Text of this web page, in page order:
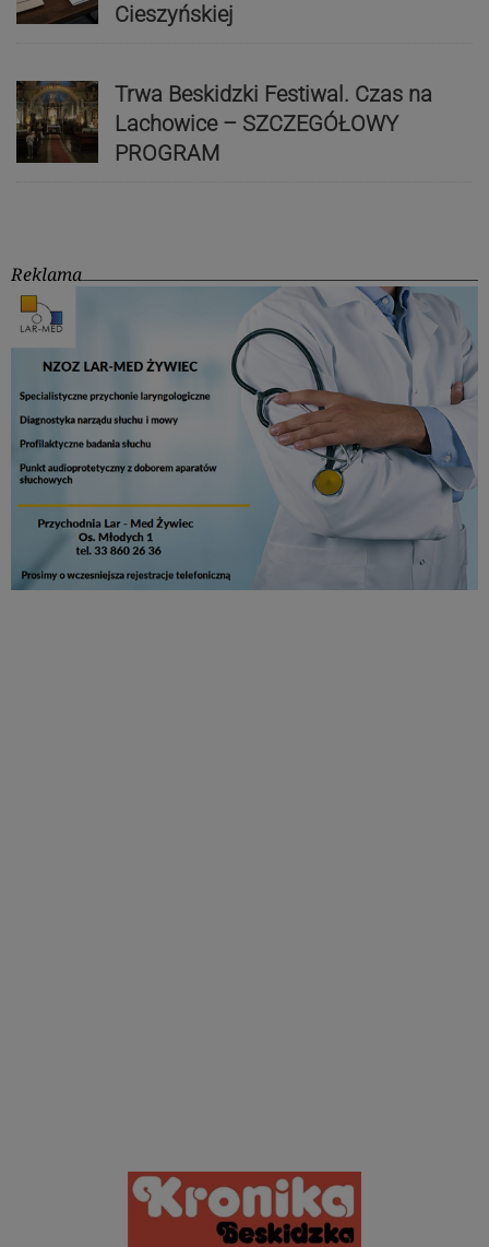
Cieszyńskiej
Trwa Beskidzki Festiwal. Czas na
Lachowice – SZCZEGÓŁOWY
PROGRAM
Reklama